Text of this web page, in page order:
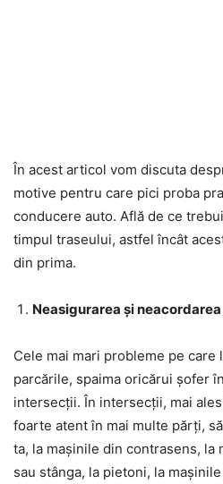
În acest articol vom discuta
motive pentru care pici proba
conducere auto. Află de ce
timpul traseului, astfel încât
din prima.
Neasigurarea și
Cele mai mari probleme pe
parcările, spaima oricărui șofer
intersecții. În intersecții, mai
foarte atent în mai multe părți,
ta, la mașinile din contrasens, la
sau stânga, la pietoni, la